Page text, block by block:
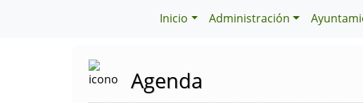
Inicio Administración
Agenda